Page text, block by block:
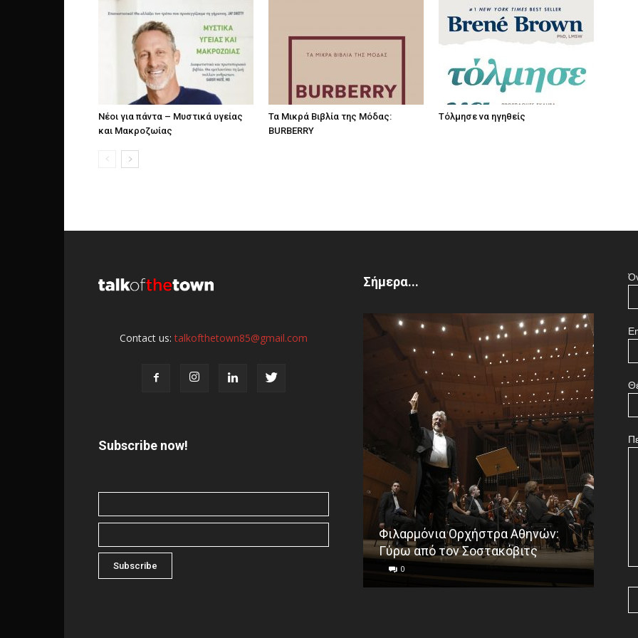
Νέοι για πάντα – Μυστικά υγείας
και Μακροζωίας
Τα Μικρά Βιβλία της Μόδας:
BURBERRY
Τόλμησε να ηγηθείς
Contact us:talkofthetown85@gmail.com
Subscribe now!
Σήμερα...
Φιλαρμόνια Ορχήστρα Αθηνών:
Γύρω από τον Σοστακόβιτς
0 0